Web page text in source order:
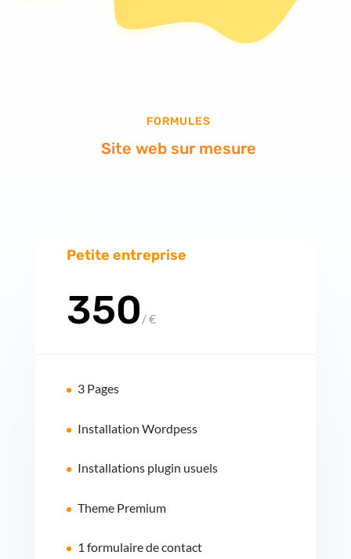
FORMULES
Site web sur mesure
Petite entreprise
350 /€
3 Pages
Installation Wordpess
Installations plugin usuels
Theme Premium
1 formulaire de contact